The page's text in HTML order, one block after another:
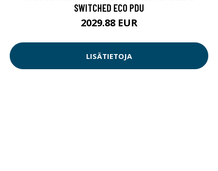
SWITCHED ECO PDU
2029.88 EUR
LISÄTIETOJA